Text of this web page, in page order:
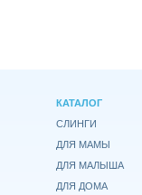
КАТАЛОГ
СЛИНГИ
ДЛЯ МАМЫ
ДЛЯ МАЛЫША
ДЛЯ ДОМА